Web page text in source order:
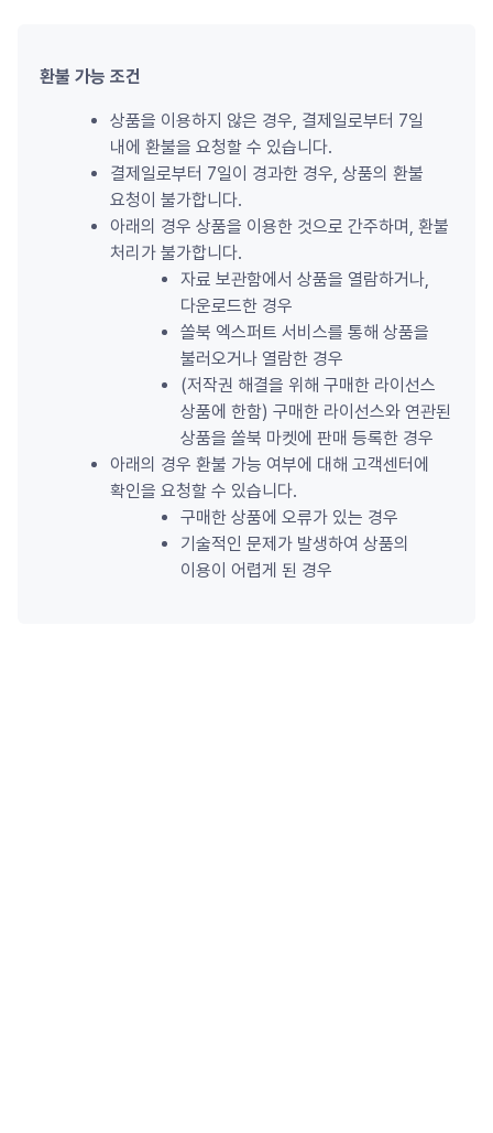
환불 가능 조건
상품을 이용하지 않은 경우, 결제일로부터 7일
내에 환불을 요청할 수 있습니다.
결제일로부터 7일이 경과한 경우, 상품의 환불
요청이 불가합니다.
아래의 경우 상품을 이용한 것으로 간주하며, 환불
처리가 불가합니다.
자료 보관함에서 상품을 열람하거나,
다운로드한 경우
쏠북 엑스퍼트 서비스를 통해 상품을
불러오거나 열람한 경우
(저작권 해결을 위해 구매한 라이선스
상품에 한함) 구매한 라이선스와 연관된
상품을 쏠북 마켓에 판매 등록한 경우
아래의 경우 환불 가능 여부에 대해 고객센터에
확인을 요청할 수 있습니다.
구매한 상품에 오류가 있는 경우
기술적인 문제가 발생하여 상품의
이용이 어렵게 된 경우